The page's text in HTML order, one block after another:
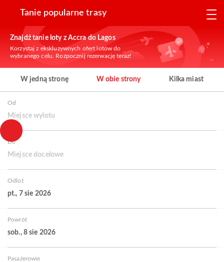
Tanie popularne trasy
Znajdź tanie loty z Accra do Lagos
Korzystaj z ekskluzywnych ofert lotów do
wybranego celu. Rozpocznij rezerwację teraz!
W jedną stronę W obie strony Kilka miast
Od
Miejsce wylotu
Do
Miejsce docelowe
Odlot
pt., 7 sie 2026
Powrót
sob., 8 sie 2026
Pasażerowie